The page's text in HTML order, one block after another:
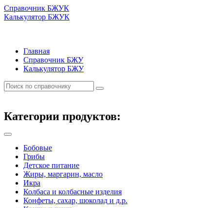
Справочник БЖУК
Калькулятор БЖУК
Главная
Справочник БЖУ
Калькулятор БЖУ
Категории продуктов:
Бобовые
Грибы
Детское питание
Жиры, маргарин, масло
Икра
Колбаса и колбасные изделия
Конфеты, сахар, шоколад и д.р.